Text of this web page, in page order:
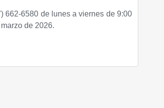
662-6580 de lunes a viernes de 9:00
de 2026.